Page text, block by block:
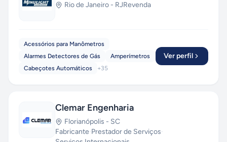
Rio de Janeiro - RJRevenda
Acessórios para Manômetros
Alarmes Detectores de Gás
Amperímetros
Cabeçotes Automáticos
+35
Ver perfil
Clemar Engenharia
Florianópolis - SC
Fabricante·Prestador de Serviços·